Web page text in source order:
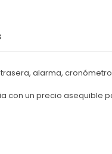
alarma,
con un precio asequible